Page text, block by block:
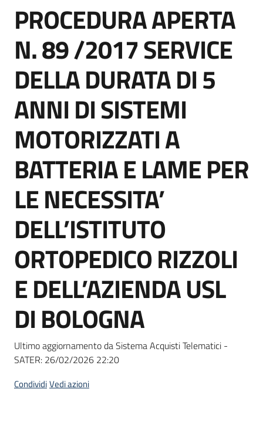
strumenti
di
Supporto
Piattaforme
telematiche
English
site
Seguici
su
Salta al contenuto
PROCEDURA APERTA
N. 89 /2017 SERVICE
DELLA DURATA DI 5
ANNI DI SISTEMI
MOTORIZZATI A
BATTERIA E LAME PER
LE NECESSITA’
DELL’ISTITUTO
ORTOPEDICO RIZZOLI
E DELL’AZIENDA USL
DI BOLOGNA
Ultimo aggiornamento da Sistema Acquisti Telematici -
SATER: 26/02/2026 22:20
CondividiVedi azioni